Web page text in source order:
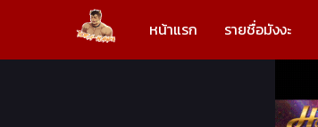
หน้าแรก รายชื่อมังงะ